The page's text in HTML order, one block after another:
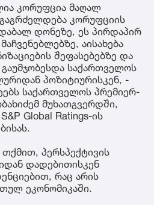
კორუფცია მაღალ
კორუფციის
დონეზე, ეს პირდაპირ
აისახება
შეფასებებზე და
საქართველოს
პოზიტიურისკენ, -
საქართველოს პრემიერ-
მუხათგვერდში,
Global Ratings-ის
პერსპექტივის
დადებითისკენ
რაც არის
ეკონომიკაში.